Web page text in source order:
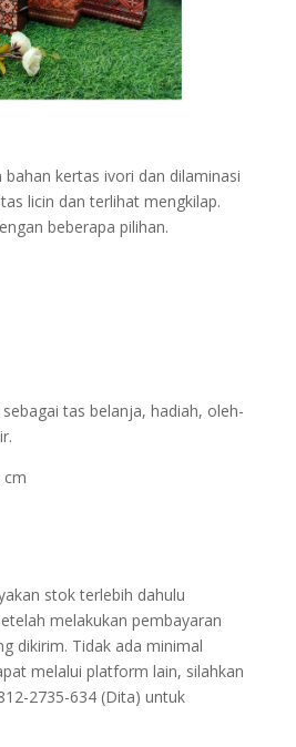
bahan kertas ivori dan dilaminasi
licin dan terlihat mengkilap.
beberapa pilihan.
tas belanja, hadiah, oleh-
cm
stok terlebih dahulu
melakukan pembayaran
dikirim. Tidak ada minimal
melalui platform lain, silahkan
2735-634 (Dita) untuk